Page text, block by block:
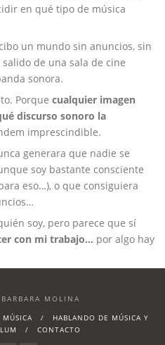
en qué tipo de música
un mundo sin anuncios, sin
de una sala de cine
sonora.
Porquecualquier imagen
discurso sonoro la
imprescindible.
generara que nadie se
soy bastante consciente
eso…), o que consiguiera
soy, pero parece que sí
con mi trabajo… por algo hay
MOLINA
HABLANDO DE MÚSICA Y
CONTACTO